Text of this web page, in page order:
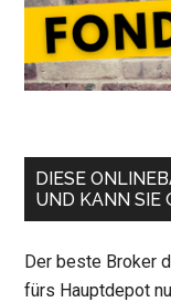
DIESE
UND KANN SIE
Der beste Broker
fürs Hauptdepot